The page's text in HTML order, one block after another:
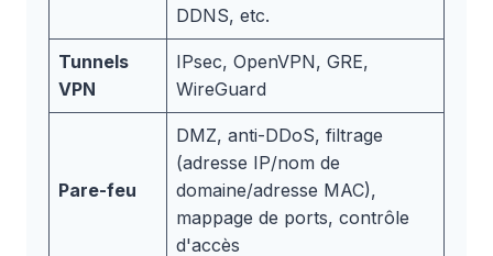
DDNS, etc.
Tunnels
VPN
IPsec, OpenVPN, GRE,
WireGuard
Pare-feu
DMZ, anti-DDoS, filtrage
(adresse IP/nom de
domaine/adresse MAC),
mappage de ports, contrôle
d'accès